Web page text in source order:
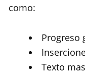
como:
Progreso
Texto